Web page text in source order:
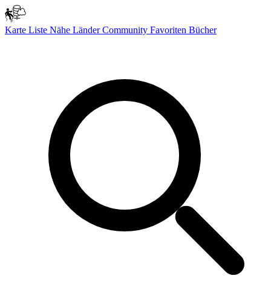
Karte Liste Nähe LänderCommunity Favoriten Bücher